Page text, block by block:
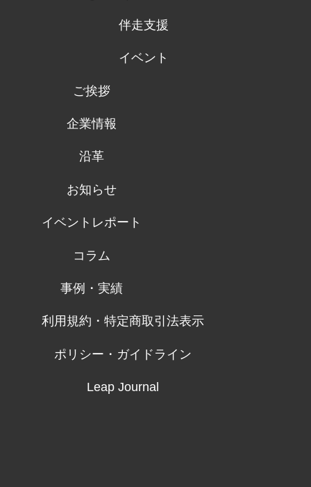
伴走支援
イベント
ご挨拶
企業情報
沿革
お知らせ
イベントレポート
コラム
事例・実績
利用規約・特定商取引法表示
ポリシー・ガイドライン
Leap Journal